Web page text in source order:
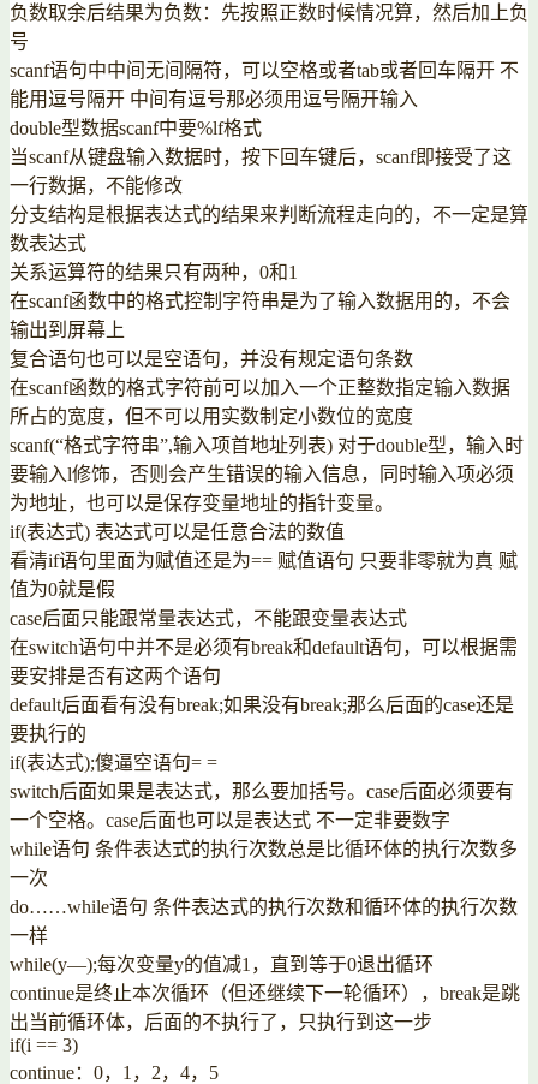
负数取余后结果为负数：先按照正数时候情况算，然后加上负
号
scanf语句中中间无间隔符，可以空格或者tab或者回车隔开 不
能用逗号隔开 中间有逗号那必须用逗号隔开输入
double型数据scanf中要%lf格式
当scanf从键盘输入数据时，按下回车键后，scanf即接受了这
一行数据，不能修改
分支结构是根据表达式的结果来判断流程走向的，不一定是算
数表达式
关系运算符的结果只有两种，0和1
在scanf函数中的格式控制字符串是为了输入数据用的，不会
输出到屏幕上
复合语句也可以是空语句，并没有规定语句条数
在scanf函数的格式字符前可以加入一个正整数指定输入数据
所占的宽度，但不可以用实数制定小数位的宽度
scanf(“格式字符串”,输入项首地址列表) 对于double型，输入时
要输入l修饰，否则会产生错误的输入信息，同时输入项必须
为地址，也可以是保存变量地址的指针变量。
if(表达式) 表达式可以是任意合法的数值
看清if语句里面为赋值还是为== 赋值语句 只要非零就为真 赋
值为0就是假
case后面只能跟常量表达式，不能跟变量表达式
在switch语句中并不是必须有break和default语句，可以根据需
要安排是否有这两个语句
default后面看有没有break;如果没有break;那么后面的case还是
要执行的
if(表达式);傻逼空语句= =
switch后面如果是表达式，那么要加括号。case后面必须要有
一个空格。case后面也可以是表达式 不一定非要数字
while语句 条件表达式的执行次数总是比循环体的执行次数多
一次
do……while语句 条件表达式的执行次数和循环体的执行次数
一样
while(y—);每次变量y的值减1，直到等于0退出循环
continue是终止本次循环（但还继续下一轮循环），break是跳
出当前循环体，后面的不执行了，只执行到这一步
if(i == 3)
continue：0，1，2，4，5